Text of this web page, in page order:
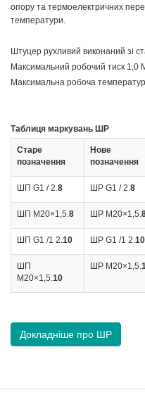
опору та термоелектричних
температури.
Штуцер рухливий виконаний зі
Максимальний робочий тиск 1,0
Максимальна робоча
Таблиця маркувань ШР
Старе
позначення
Нове
позначення
ШП G1 / 2.8 ШР G1 / 2.8
ШП M20×1,5.8 ШР M20×1,5.
ШП G1 /1 2.10 ШР G1 /1 2.10
ШП
M20×1,5.10
ШР M20×1,5.
Докладніше про ШР